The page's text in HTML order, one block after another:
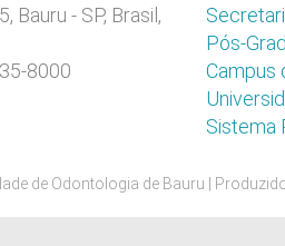
Bauru - SP, Brasil,
8000
Pós-
Campus
Sistema
de Odontologia de Bauru |